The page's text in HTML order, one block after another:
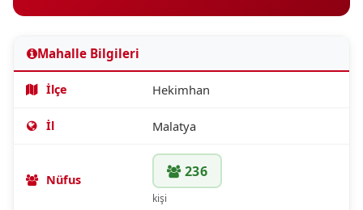
Mahalle Bilgileri
İlçe Hekimhan
İl Malatya
Nüfus 236
kişi